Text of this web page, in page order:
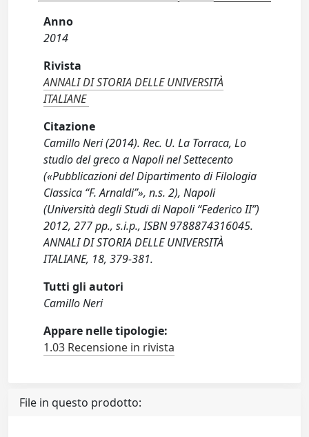
Anno
2014
Rivista
ANNALI DI STORIA DELLE UNIVERSITÀ
ITALIANE
Citazione
Camillo Neri (2014). Rec. U. La Torraca, Lo
studio del greco a Napoli nel Settecento
(«Pubblicazioni del Dipartimento di Filologia
Classica “F. Arnaldi”», n.s. 2), Napoli
(Università degli Studi di Napoli “Federico II”)
2012, 277 pp., s.i.p., ISBN 9788874316045.
ANNALI DI STORIA DELLE UNIVERSITÀ
ITALIANE, 18, 379-381.
Tutti gli autori
Camillo Neri
Appare nelle tipologie:
1.03 Recensione in rivista
File in questo prodotto: